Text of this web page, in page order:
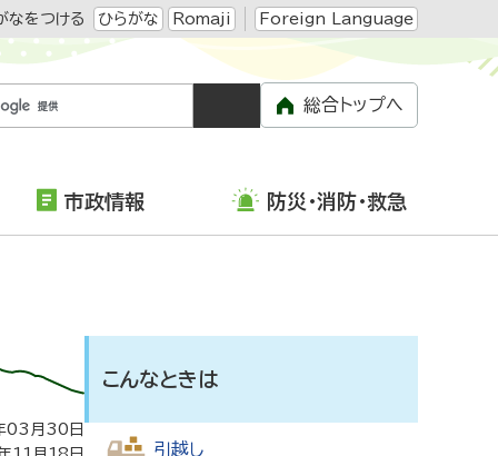
なをつける ひらがな Romaji Foreign Language
総合トップへ
市政情報 防災・消防・救急
03月30日
こんなときは
引越し